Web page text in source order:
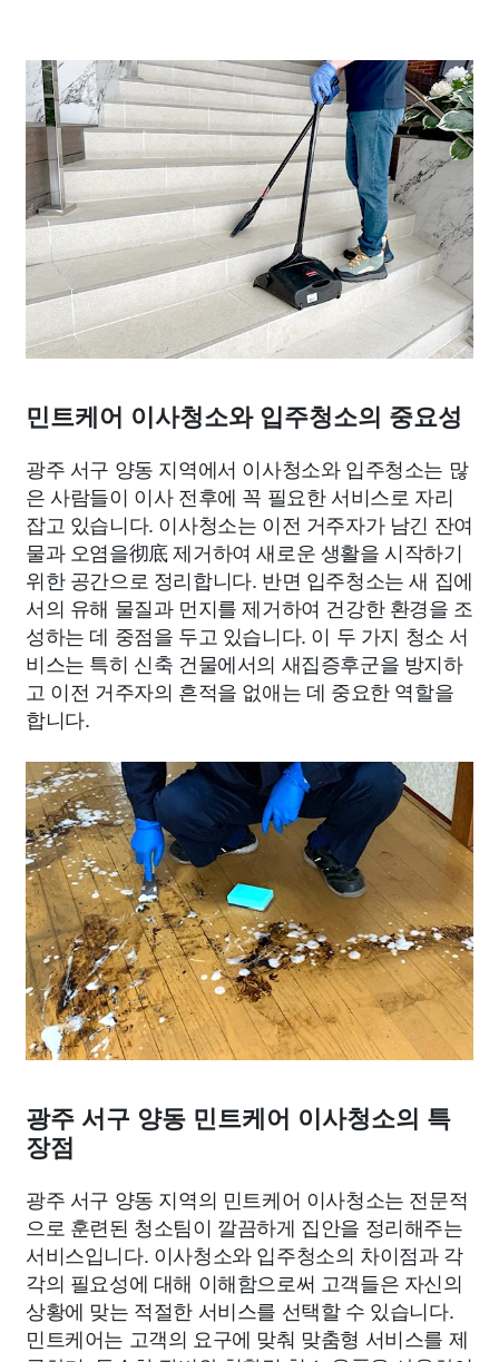
민트케어 이사청소와 입주청소의 중요성
광주 서구 양동 지역에서 이사청소와 입주청소는 많
은 사람들이 이사 전후에 꼭 필요한 서비스로 자리
잡고 있습니다. 이사청소는 이전 거주자가 남긴 잔여
물과 오염을彻底 제거하여 새로운 생활을 시작하기
위한 공간으로 정리합니다. 반면 입주청소는 새 집에
서의 유해 물질과 먼지를 제거하여 건강한 환경을 조
성하는 데 중점을 두고 있습니다. 이 두 가지 청소 서
비스는 특히 신축 건물에서의 새집증후군을 방지하
고 이전 거주자의 흔적을 없애는 데 중요한 역할을
합니다.
광주 서구 양동 민트케어 이사청소의 특
장점
광주 서구 양동 지역의 민트케어 이사청소는 전문적
으로 훈련된 청소팀이 깔끔하게 집안을 정리해주는
서비스입니다. 이사청소와 입주청소의 차이점과 각
각의 필요성에 대해 이해함으로써 고객들은 자신의
상황에 맞는 적절한 서비스를 선택할 수 있습니다.
민트케어는 고객의 요구에 맞춰 맞춤형 서비스를 제